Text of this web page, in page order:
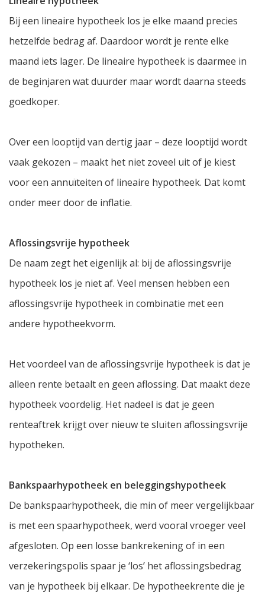
Bij een lineaire hypotheek los je elke maand precies
hetzelfde bedrag af. Daardoor wordt je rente elke
maand iets lager. De lineaire hypotheek is daarmee in
de beginjaren wat duurder maar wordt daarna steeds
goedkoper.
Over een looptijd van dertig jaar – deze looptijd wordt
vaak gekozen – maakt het niet zoveel uit of je kiest
voor een annuïteiten of lineaire hypotheek. Dat komt
onder meer door de inflatie.
Aflossingsvrije hypotheek
De naam zegt het eigenlijk al: bij de aflossingsvrije
hypotheek los je niet af. Veel mensen hebben een
aflossingsvrije hypotheek in combinatie met een
andere hypotheekvorm.
Het voordeel van de aflossingsvrije hypotheek is dat je
alleen rente betaalt en geen aflossing. Dat maakt deze
hypotheek voordelig. Het nadeel is dat je geen
renteaftrek krijgt over nieuw te sluiten aflossingsvrije
hypotheken.
Bankspaarhypotheek en beleggingshypotheek
De bankspaarhypotheek, die min of meer vergelijkbaar
is met een spaarhypotheek, werd vooral vroeger veel
afgesloten. Op een losse bankrekening of in een
verzekeringspolis spaar je ‘los’ het aflossingsbedrag
van je hypotheek bij elkaar. De hypotheekrente die je